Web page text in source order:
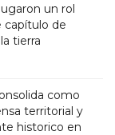
un rol
capítulo de
tierra
como
territorial y
historico en